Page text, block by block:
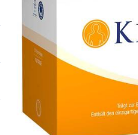
Gratis dazu
Sale
Bio & Genuss
Diabetes
Körperpflege & Kosmetik
Liebe & Erotik